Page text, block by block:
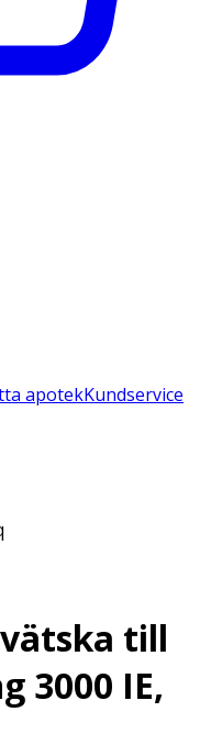
apotekKundservice
till
3000 IE,